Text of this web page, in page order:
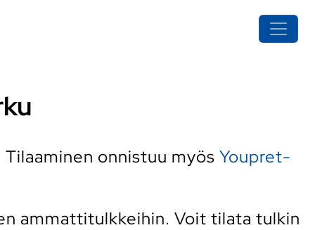
Tilaaminen onnistuu myös Youpret-
ammattitulkkeihin. Voit tilata tulkin